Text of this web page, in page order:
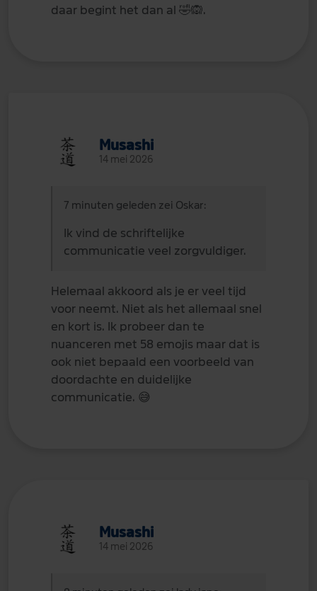
daar begint het dan al 🤣🙉.
Musashi
14 mei 2026
7 minuten geleden zei Oskar:
Ik vind de schriftelijke
communicatie veel zorgvuldiger.
Helemaal akkoord als je er veel tijd
voor neemt. Niet als het allemaal snel
en kort is. Ik probeer dan te
nuanceren met 58 emojis maar dat is
ook niet bepaald een voorbeeld van
doordachte en duidelijke
communicatie. 😅
Musashi
14 mei 2026